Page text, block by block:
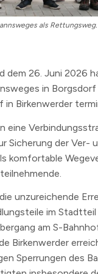
als Rettungsweg.
dem 26. Juni 2026
in
in Birkenwerder
eine
Sicherung der Ver-
komfortable
unzureichende
im
am S-
Birkenwerder
Sperrungen des